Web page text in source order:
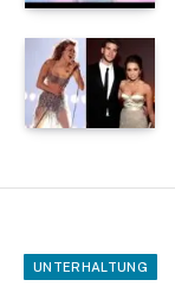
UNTERHALTUNG